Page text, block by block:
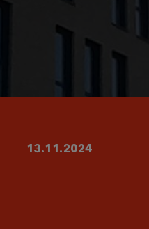
13.11.2024